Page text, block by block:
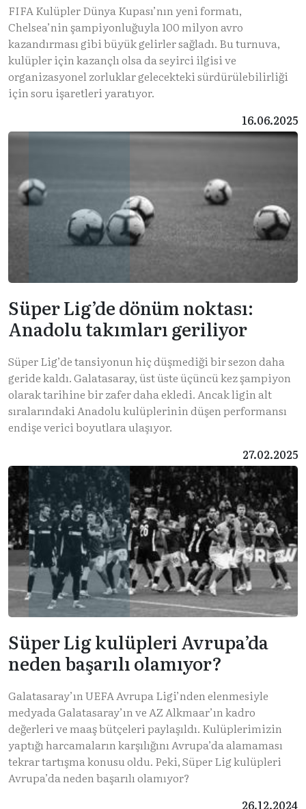
FIFA Kulüpler Dünya Kupası’nın yeni formatı,
Chelsea’nin şampiyonluğuyla 100 milyon avro
kazandırması gibi büyük gelirler sağladı. Bu turnuva,
kulüpler için kazançlı olsa da seyirci ilgisi ve
organizasyonel zorluklar gelecekteki sürdürülebilirliği
için soru işaretleri yaratıyor.
16.06.2025
Süper Lig’de dönüm noktası:
Anadolu takımları geriliyor
Süper Lig’de tansiyonun hiç düşmediği bir sezon daha
geride kaldı. Galatasaray, üst üste üçüncü kez şampiyon
olarak tarihine bir zafer daha ekledi. Ancak ligin alt
sıralarındaki Anadolu kulüplerinin düşen performansı
endişe verici boyutlara ulaşıyor.
27.02.2025
Süper Lig kulüpleri Avrupa’da
neden başarılı olamıyor?
Galatasaray’ın UEFA Avrupa Ligi’nden elenmesiyle
medyada Galatasaray’ın ve AZ Alkmaar’ın kadro
değerleri ve maaş bütçeleri paylaşıldı. Kulüplerimizin
yaptığı harcamaların karşılığını Avrupa’da alamaması
tekrar tartışma konusu oldu. Peki, Süper Lig kulüpleri
Avrupa’da neden başarılı olamıyor?
26.12.2024